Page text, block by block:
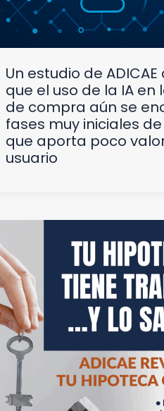
Un estudio de
que el uso de la IA en
de compra aún se
fases muy iniciales
que aporta poco
usuario